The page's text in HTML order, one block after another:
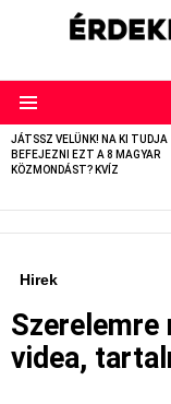
LATEST
STORIES
JÁTSSZ VELÜNK! NA KI TUDJA
BEFEJEZNI EZT A 8 MAGYAR
KÖZMONDÁST? KVÍZ
Hirek
videa,